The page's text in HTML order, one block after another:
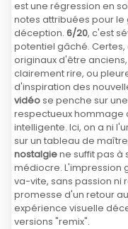
est une régression en
notes attribuées pour
déception. 6/20, c'est
potentiel gâché.
originaux d'être
clairement rire, ou
d'inspiration des
vidéose penche sur
respectueux hommage
intelligente. Ici, on a ni
sur un tableau de
nostalgiene suffit pas à
médiocre. L'impression
va-vite, sans passion ni
promesse d'un retour
expérience visuelle
versions "remix".